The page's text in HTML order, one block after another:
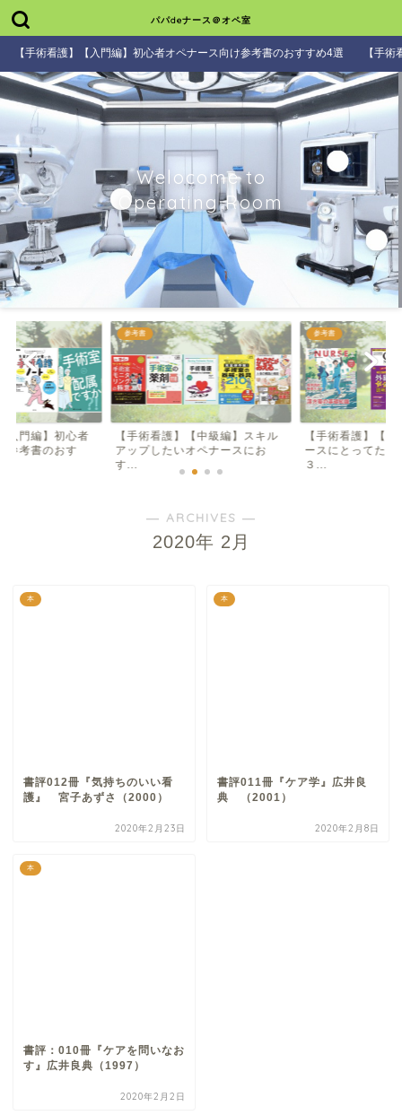
パパdeナース＠オペ室
【手術看護】【入門編】初心者オペナース向け参考書のおすすめ4選 【手
Welocome to
Operating Room
入門編】初心者
参考書のおす
参考書
【手術看護】【中級編】スキル
アップしたいオペナースにお
す...
参考書
【手術看護】【
ースにとってため
３...
― ARCHIVES ―
2020年 2月
本
書評012冊『気持ちのいい看
護』 宮子あずさ（2000）
2020年2月23日
本
書評011冊『ケア学』広井良
典 （2001）
2020年2月8日
本
書評：010冊『ケアを問いなお
す』広井良典（1997）
2020年2月2日